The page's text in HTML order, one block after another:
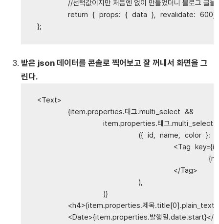
//선택값이지만 처음엔 없이 만들었더니 블로그 글
return { props: { data }, revalidate: 600};
};
받은 json 데이터를 콘솔로 찍어보고 잘 꺼내서 화면을 그
린다.
<Text>
{item.properties.태그.multi_select &&
item.properties.태그.multi_select
({ id, name, color }:
<Tag key={id
{
</Tag>
),
)}
<h4>{item.properties.제목.title [0].plain_text
<Date>{item.properties.발행일.date.start}</